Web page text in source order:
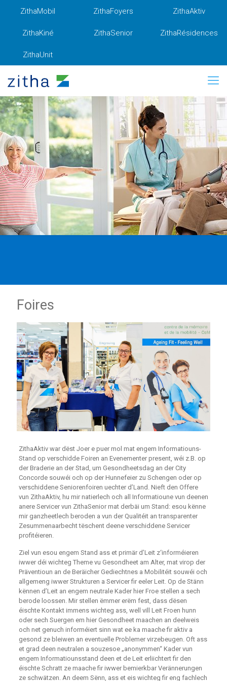
ZithaMobil ZithaFoyers ZithaAktiv
ZithaKiné ZithaSenior ZithaRésidences
ZithaUnit
Foires
ZithaAktiv war dëst Joer e puer mol mat engem Informatiouns-
Stand op verschidde Foiren an Evenementer present, wéi z.B. op
der Braderie an der Stad, um Gesondheetsdag an der City
Concorde souwéi och op der Hunnefeier zu Schengen oder op
verschiddene Seniorenfoiren uechter d’Land. Nieft den Offere
vun ZithaAktiv, hu mir natierlech och all Informatioune vun deenen
anere Servicer vun ZithaSenior mat derbäi um Stand: esou kënne
mir ganzheetlech beroden a vun der Qualitéit an transparenter
Zesummenaarbecht tëschent deene verschiddene Servicer
profitéieren.
Ziel vun esou engem Stand ass et primär d’Leit z‘informéieren
iwwer déi wichteg Theme vu Gesondheet am Alter, mat virop der
Präventioun an de Beräicher Gediechtnes a Mobilitéit souwéi och
allgemeng iwwer Strukturen a Servicer fir eeler Leit. Op de Stänn
kënnen d’Leit an engem neutrale Kader hier Froe stellen a sech
berode loossen. Mir stellen ëmmer erëm fest, dass dësen
éischte Kontakt immens wichteg ass, well vill Leit Froen hunn
oder sech Suergen em hier Gesondheet maachen an deelweis
och net genuch informéiert sinn wat ee ka maache fir aktiv a
gesond ze bleiwen an eventuelle Problemer virzebeugen. Oft ass
et grad deen neutralen a souzesoe „anonymmen“ Kader vun
engem Informatiounsstand deen et de Leit erliichtert fir den
éischte Schratt ze maache fir iwwer bemierkbar Verännerungen
ze schwätzen. An deem Sënn, ass et eis wichteg fir eng fachlech